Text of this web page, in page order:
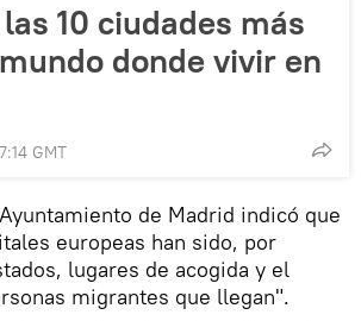
10 ciudades más
donde vivir en
GMT
de Madrid indicó que
europeas han sido, por
lugares de acogida y el
migrantes que llegan".